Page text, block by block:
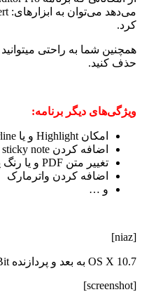
کرد.
حذف کنید.
ویژگی‌های دیگر برنامه:
امکان Highlight و یا underline قسمتی از متن
اضافه کردن sticky note ها
تغییر متن PDF و یا رنگ پس زمینه
اضافه کردن واترمارک
و …
[niaz]
OS X 10.7 به بعد و پردازنده 64Bit
[screenshot]